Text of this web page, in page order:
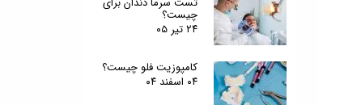
چیست؟
۲۴ تیر ۰۵
کامپوزیت فلو چیست؟
۰۴ اسفند ۰۴